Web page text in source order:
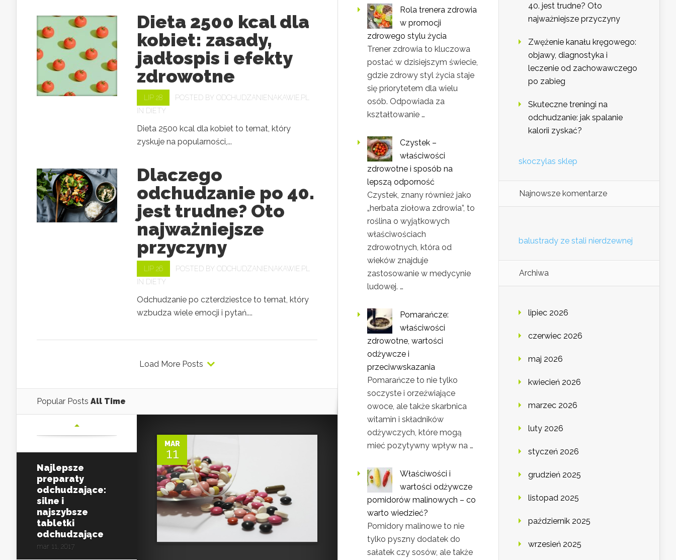
Dieta 2500 kcal dla
kobiet: zasady,
jadłospis i efekty
zdrowotne
LIP 28 POSTED BY ODCHUDZANIENAKAWIE.PL
IN DIETY
Dieta 2500 kcal dla kobiet to temat, który
zyskuje na popularności,...
Dlaczego
odchudzanie po 40.
jest trudne? Oto
najważniejsze
przyczyny
LIP 26 POSTED BY ODCHUDZANIENAKAWIE.PL
IN DIETY
Odchudzanie po czterdziestce to temat, który
wzbudza wiele emocji i pytań....
Load More Posts
Popular Posts All Time
Najlepsze
preparaty
odchudzające:
silne i
najszybsze
tabletki
odchudzające
mar 11, 2017
MAR
11
Rola trenera zdrowia
w promocji
zdrowego stylu życia
Trener zdrowia to kluczowa
postać w dzisiejszym świecie,
gdzie zdrowy styl życia staje
się priorytetem dla wielu
osób. Odpowiada za
kształtowanie …
Czystek –
właściwości
zdrowotne i sposób na
lepszą odporność
Czystek, znany również jako
„herbata ziołowa zdrowia”, to
roślina o wyjątkowych
właściwościach
zdrowotnych, która od
wieków znajduje
zastosowanie w medycynie
ludowej. …
Pomarańcze:
właściwości
zdrowotne, wartości
odżywcze i
przeciwwskazania
Pomarańcze to nie tylko
soczyste i orzeźwiające
owoce, ale także skarbnica
witamin i składników
odżywczych, które mogą
mieć pozytywny wpływ na …
Właściwości i
wartości odżywcze
pomidorów malinowych – co
warto wiedzieć?
Pomidory malinowe to nie
tylko pyszny dodatek do
sałatek czy sosów, ale także
40. jest trudne? Oto
najważniejsze przyczyny
Zwężenie kanału kręgowego:
objawy, diagnostyka i
leczenie od zachowawczego
po zabieg
Skuteczne treningi na
odchudzanie: jak spalanie
kalorii zyskać?
skoczylas sklep
Najnowsze komentarze
balustrady ze stali nierdzewnej
Archiwa
lipiec 2026
czerwiec 2026
maj 2026
kwiecień 2026
marzec 2026
luty 2026
styczeń 2026
grudzień 2025
listopad 2025
październik 2025
wrzesień 2025